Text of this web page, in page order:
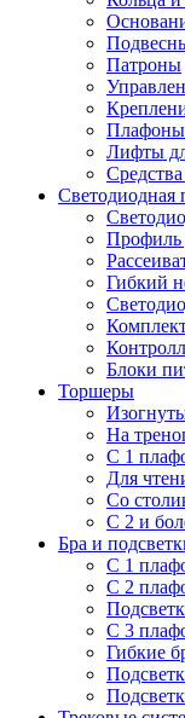
Патроны
Лифты
Светодиодная
Профиль
Гибкий
Блоки
Торшеры
На
С 1
Для
Со
С 2 и
Бра и
С 1
С 2
С 3
Гибкие